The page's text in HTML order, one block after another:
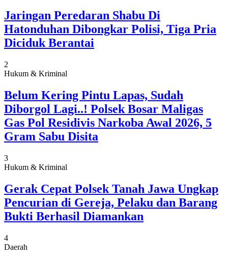
Jaringan Peredaran Shabu Di
Hatonduhan Dibongkar Polisi, Tiga Pria
Diciduk Berantai
2
Hukum & Kriminal
Belum Kering Pintu Lapas, Sudah
Diborgol Lagi..! Polsek Bosar Maligas
Gas Pol Residivis Narkoba Awal 2026, 5
Gram Sabu Disita
3
Hukum & Kriminal
Gerak Cepat Polsek Tanah Jawa Ungkap
Pencurian di Gereja, Pelaku dan Barang
Bukti Berhasil Diamankan
4
Daerah